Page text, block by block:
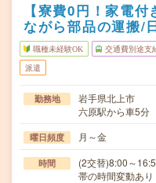
【寮費0円！家電
ながら部品の運搬/
職種未経験OK 交通費別途支
派遣
勤務地
岩手県北上市
六原駅から車5分
曜日頻度 月～金
時間
(2交替)8:00～
帯の時間変動あり